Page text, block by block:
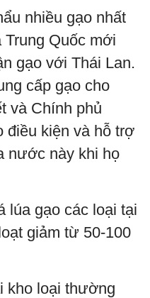
nhiều gạo nhất
Quốc mới
gạo với Thái Lan.
cấp gạo cho
và Chính phủ
điều kiện và hỗ trợ
nước này khi họ
lúa gạo các loại tại
giảm từ 50-100
kho loại thường